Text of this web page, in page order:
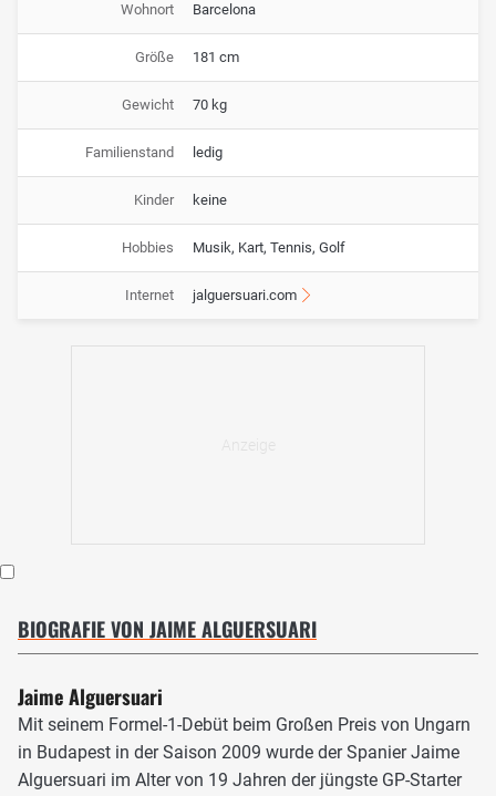
Wohnort Barcelona
Größe 181 cm
Gewicht 70 kg
Familienstand ledig
Kinder keine
Hobbies Musik, Kart, Tennis, Golf
Internet jalguersuari.com
BIOGRAFIE VON JAIME ALGUERSUARI
Jaime Alguersuari
Mit seinem Formel-1-Debüt beim Großen Preis von Ungarn
in Budapest in der Saison 2009 wurde der Spanier Jaime
Alguersuari im Alter von 19 Jahren der jüngste GP-Starter